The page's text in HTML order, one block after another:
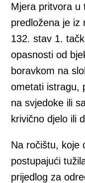
Mjera pritvora u
predložena je iz
132. stav 1.
opasnosti od
boravkom na
ometati istragu,
na svjedoke ili
krivično djelo ili
Na ročištu, koje
postupajući
prijedlog za